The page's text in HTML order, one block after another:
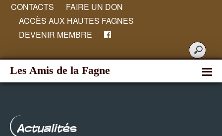
CONTACTS
FAIRE UN DON
ACCÈS AUX HAUTES FAGNES
DEVENIR MEMBRE
Les Amis de la Fagne
Actualités